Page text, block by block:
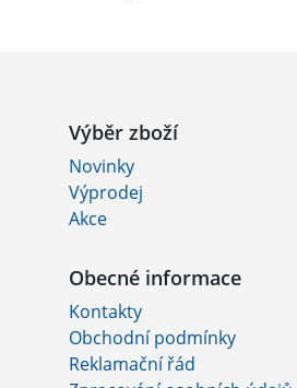
Výběr zboží
Novinky
Výprodej
Akce
Obecné informace
Kontakty
Obchodní podmínky
Reklamační řád